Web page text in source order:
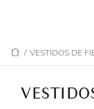
/ VESTIDOS DE